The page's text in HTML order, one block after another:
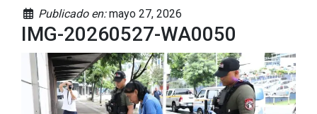
Publicado en:mayo 27, 2026
IMG-20260527-WA0050